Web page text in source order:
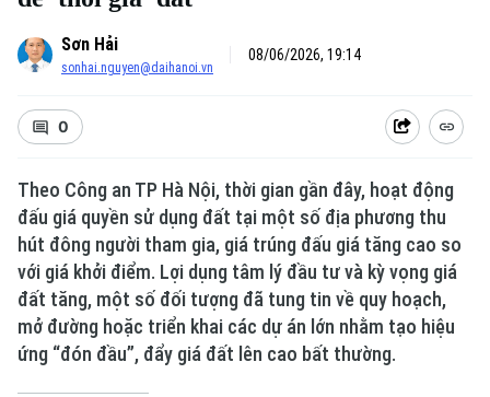
Sơn Hải
sonhai.nguyen@daihanoi.vn
08/06/2026, 19:14
0
Theo Công an TP Hà Nội, thời gian gần đây, hoạt động
đấu giá quyền sử dụng đất tại một số địa phương thu
hút đông người tham gia, giá trúng đấu giá tăng cao so
với giá khởi điểm. Lợi dụng tâm lý đầu tư và kỳ vọng giá
đất tăng, một số đối tượng đã tung tin về quy hoạch,
mở đường hoặc triển khai các dự án lớn nhằm tạo hiệu
ứng “đón đầu”, đẩy giá đất lên cao bất thường.